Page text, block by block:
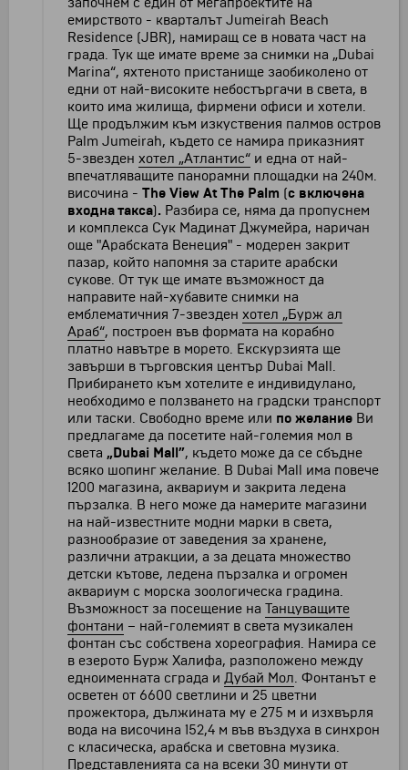
емирството - кварталът Jumeirah Beach
Residence (JBR), намиращ се в новата част на
града. Тук ще имате време за снимки на „Dubai
Marina“, яхтеното пристанище заобиколено от
едни от най-високите небостъргачи в света, в
които има жилища, фирмени офиси и хотели.
Ще продължим към изкуствения палмов остров
Palm Jumeirah, където се намира приказният
5-звезден хотел „Атлантис“ и една от най-
впечатляващите панорамни площадки на 240м.
височина - The View At The Palm (с включена
входна такса). Разбира се, няма да пропуснем
и комплекса Сук Мадинат Джумейра, наричан
още "Арабската Венеция" - модерен закрит
пазар, който напомня за старите арабски
сукове. От тук ще имате възможност да
направите най-хубавите снимки на
емблематичния 7-звезден хотел „Бурж ал
Араб“, построен във формата на корабно
платно навътре в морето. Екскурзията ще
завърши в търговския център Dubai Mall.
Прибирането към хотелите е индивидулано,
необходимо е ползването на градски транспорт
или таски. Свободно време или по желание Ви
предлагаме да посетите най-големия мол в
света „Dubai Mall”, където може да се сбъдне
всяко шопинг желание. В Dubai Mall има повече
1200 магазина, аквариум и закрита ледена
пързалка. В него може да намерите магазини
на най-известните модни марки в света,
разнообразие от заведения за хранене,
различни атракции, а за децата множество
детски кътове, ледена пързалка и огромен
аквариум с морска зоологическа градина.
Възможност за посещение на Танцуващите
фонтани – най-големият в света музикален
фонтан със собствена хореография. Намира се
в езерото Бурж Халифа, разположено между
едноименната сграда и Дубай Мол. Фонтанът е
осветен от 6600 светлини и 25 цветни
прожектора, дължината му е 275 м и изхвърля
вода на височина 152,4 м във въздуха в синхрон
с класическа, арабска и световна музика.
Представленията са на всеки 30 минути от